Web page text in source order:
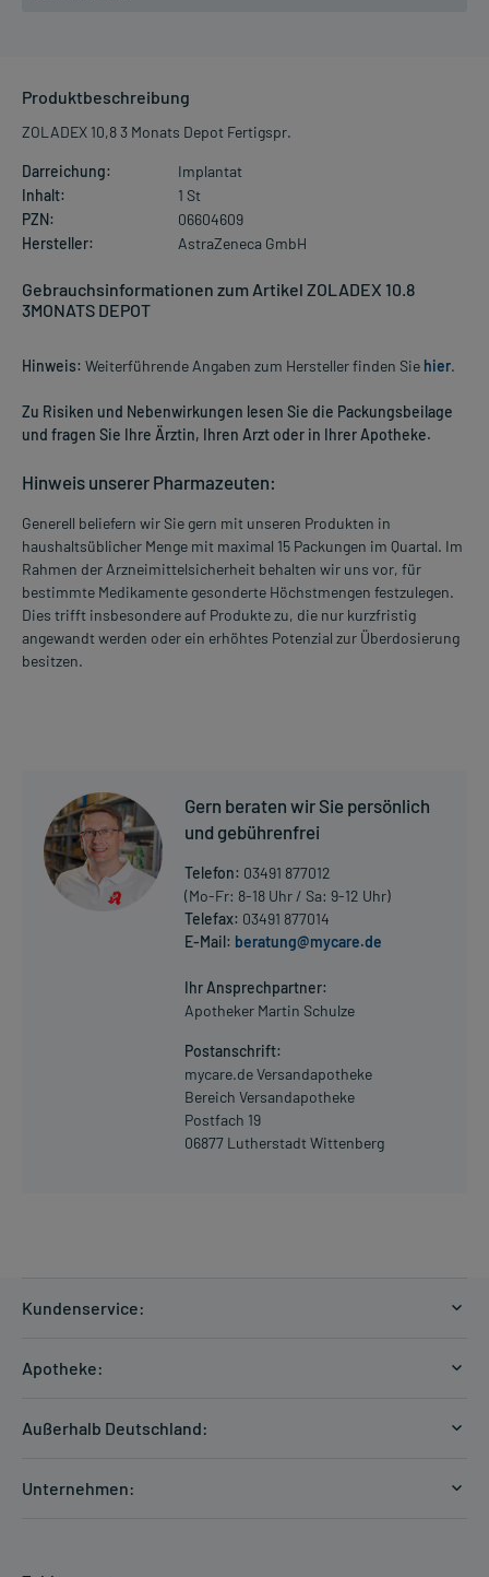
Produktbeschreibung
ZOLADEX 10,8 3 Monats Depot Fertigspr.
Darreichung:
Implantat
Inhalt:
1 St
PZN:
06604609
Hersteller:
AstraZeneca GmbH
Gebrauchsinformationen zum Artikel ZOLADEX 10.8
3MONATS DEPOT
Hinweis: Weiterführende Angaben zum Hersteller finden Sie hier.
Zu Risiken und Nebenwirkungen lesen Sie die Packungsbeilage
und fragen Sie Ihre Ärztin, Ihren Arzt oder in Ihrer Apotheke.
Hinweis unserer Pharmazeuten:
Generell beliefern wir Sie gern mit unseren Produkten in
haushaltsüblicher Menge mit maximal 15 Packungen im Quartal. Im
Rahmen der Arzneimittelsicherheit behalten wir uns vor, für
bestimmte Medikamente gesonderte Höchstmengen festzulegen.
Dies trifft insbesondere auf Produkte zu, die nur kurzfristig
angewandt werden oder ein erhöhtes Potenzial zur Überdosierung
besitzen.
Gern beraten wir Sie persönlich
und gebührenfrei
Telefon: 03491 877012
(Mo-Fr: 8-18 Uhr / Sa: 9-12 Uhr)
Telefax: 03491 877014
E-Mail: beratung@mycare.de
Ihr Ansprechpartner:
Apotheker Martin Schulze
Postanschrift:
mycare.de Versandapotheke
Bereich Versandapotheke
Postfach 19
06877 Lutherstadt Wittenberg
Kundenservice:
Zahlungsarten
Hilfe
Apotheke:
Außerhalb Deutschland:
Unternehmen: